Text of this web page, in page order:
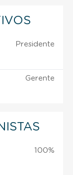
Presidente
Gerente
100%